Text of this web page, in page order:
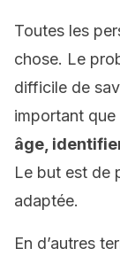
Toutes les
chose. Le
difficile de
important que
âge,
Le but est de
adaptée.
En d’autres